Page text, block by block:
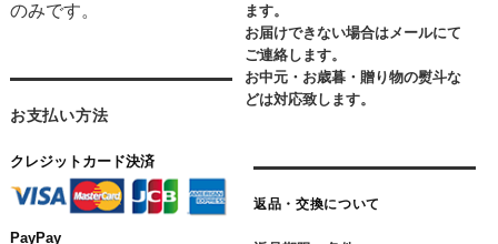
のみです。
お支払い方法
クレジットカード決済
PayPay
ます。
お届けできない場合はメールにて
ご連絡します。
お中元・お歳暮・贈り物の熨斗な
どは対応致します。
返品・交換について